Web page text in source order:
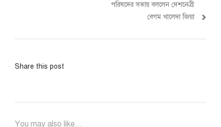
পরিষদের সভায় বললেন দেশনেত্রী
বেগম খালেদা জিয়া
Share this post
You may also like...